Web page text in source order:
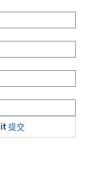
提交